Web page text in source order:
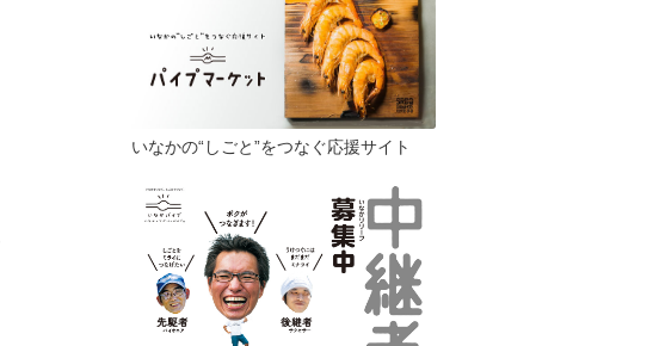
いなかの“しごと”をつなぐ応援サイト